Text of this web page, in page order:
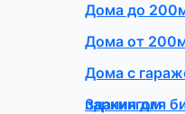
Дома до
Дома от
Дома с
паркингом
Здания для